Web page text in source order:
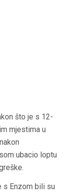
što je s 12-
mjestima u
ubacio loptu
s Enzom bili su